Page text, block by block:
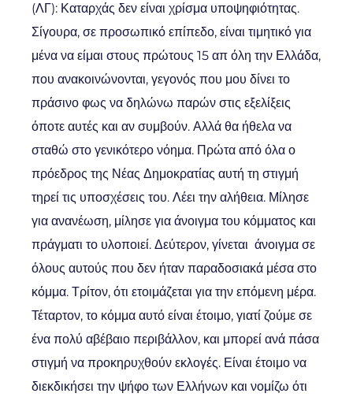
(ΛΓ): Καταρχάς δεν είναι χρίσμα υποψηφιότητας.
Σίγουρα, σε προσωπικό επίπεδο, είναι τιμητικό για
μένα να είμαι στους πρώτους 15 απ όλη την Ελλάδα,
που ανακοινώνονται, γεγονός που μου δίνει το
πράσινο φως να δηλώνω παρών στις εξελίξεις
όποτε αυτές και αν συμβούν. Αλλά θα ήθελα να
σταθώ στο γενικότερο νόημα. Πρώτα από όλα ο
πρόεδρος της Νέας Δημοκρατίας αυτή τη στιγμή
τηρεί τις υποσχέσεις του. Λέει την αλήθεια. Μίλησε
για ανανέωση, μίλησε για άνοιγμα του κόμματος και
πράγματι το υλοποιεί. Δεύτερον, γίνεται άνοιγμα σε
όλους αυτούς που δεν ήταν παραδοσιακά μέσα στο
κόμμα. Τρίτον, ότι ετοιμάζεται για την επόμενη μέρα.
Τέταρτον, το κόμμα αυτό είναι έτοιμο, γιατί ζούμε σε
ένα πολύ αβέβαιο περιβάλλον, και μπορεί ανά πάσα
στιγμή να προκηρυχθούν εκλογές. Είναι έτοιμο να
διεκδικήσει την ψήφο των Ελλήνων και νομίζω ότι